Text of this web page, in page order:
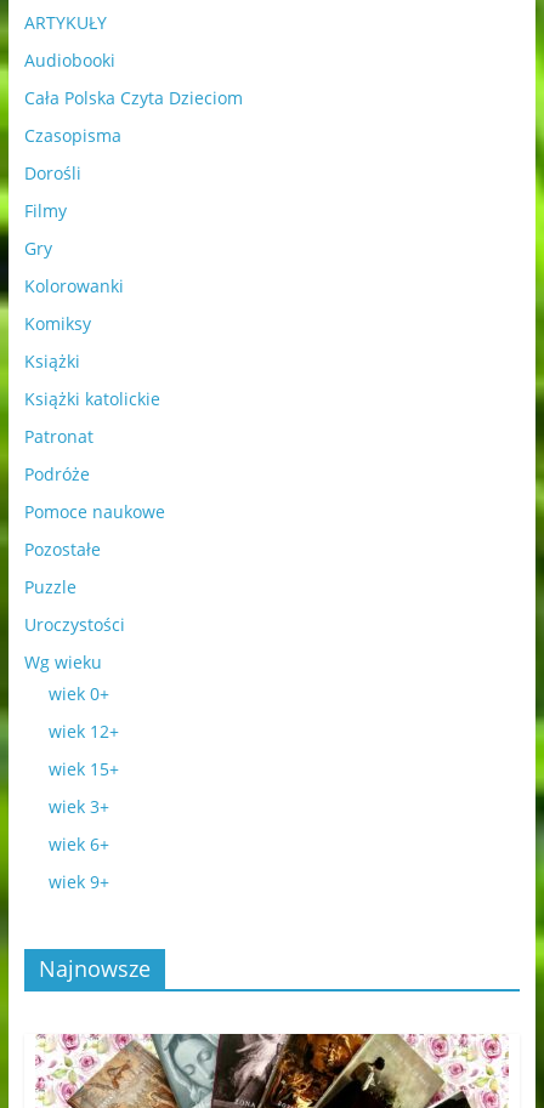
ARTYKUŁY
Audiobooki
Cała Polska Czyta Dzieciom
Czasopisma
Dorośli
Filmy
Gry
Kolorowanki
Komiksy
Książki
Książki katolickie
Patronat
Podróże
Pomoce naukowe
Pozostałe
Puzzle
Uroczystości
Wg wieku
wiek 0+
wiek 12+
wiek 15+
wiek 3+
wiek 6+
wiek 9+
Najnowsze